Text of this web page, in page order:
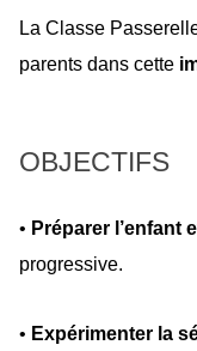
La Classe
parents dans cette
OBJECTIFS
• Préparer l’enfant
progressive.
• Expérimenter la